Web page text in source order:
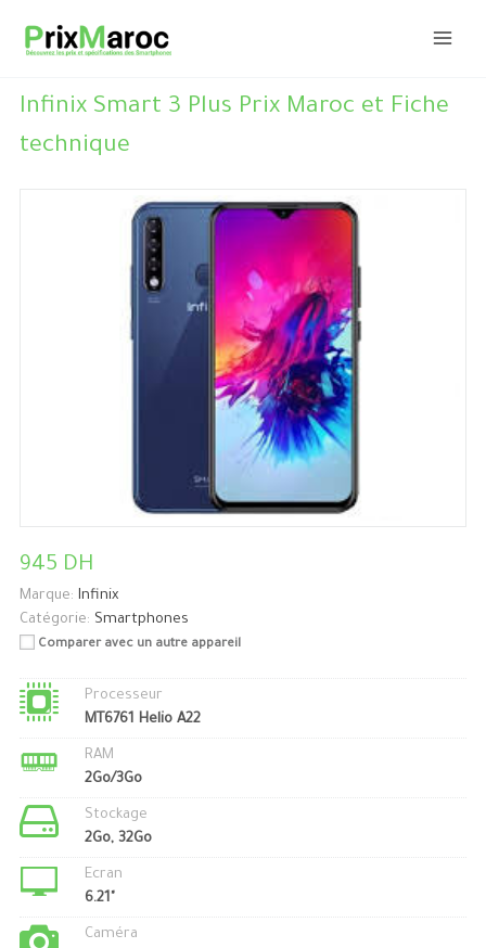
Infinix Smart 3 Plus Prix Maroc et Fiche
technique
945 DH
Marque: Infinix
Catégorie: Smartphones
Comparer avec un autre appareil
Processeur
MT6761 Helio A22
RAM
2Go/3Go
Stockage
2Go, 32Go
Ecran
6.21"
Caméra